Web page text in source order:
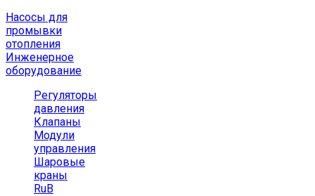
Насосы для
промывки
отопления
Инженерное
оборудование
Регуляторы
давления
Клапаны
Модули
управления
Шаровые
краны
RuB